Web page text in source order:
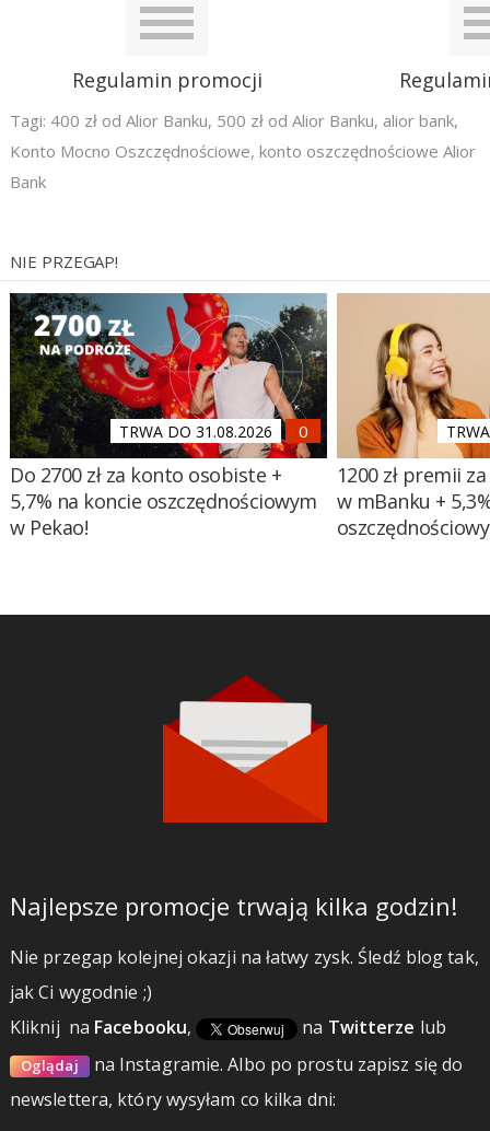
Regulamin promocji
Tagi: 400 zł od Alior Banku, 500 zł od Alior Banku, alior bank,
Konto Mocno Oszczędnościowe, konto oszczędnościowe Alior
Bank
NIE PRZEGAP!
TRWA DO 31.08.2026
Do 2700 zł za konto osobiste +
5,7% na koncie oszczędnościowym
w Pekao!
1200 zł premii
w mBanku +
Najlepsze promocje trwają kilka godzin!
Nie przegap kolejnej okazji na łatwy zysk. Śledź blog tak,
jak Ci wygodnie ;)
Kliknij na Facebooku, na Twitterze lub
Oglądaj na Instagramie.Albo po prostu zapisz się do
newslettera, który wysyłam co kilka dni: